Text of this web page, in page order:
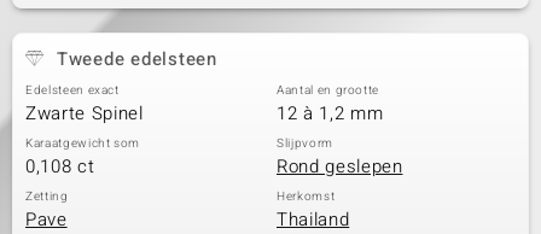
Tweede edelsteen
Edelsteen exact
Zwarte Spinel
Aantal en grootte
12 à 1,2 mm
Karaatgewicht som
0,108 ct
Slijpvorm
Rond geslepen
Zetting
Pave
Herkomst
Thailand